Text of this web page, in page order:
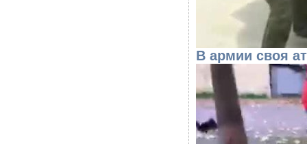
В армии своя